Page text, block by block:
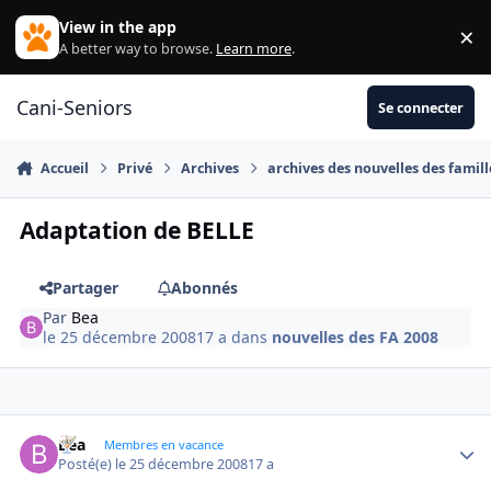
Aller au contenu
View in the app
A better way to browse. Learn more. ×
Cani-Seniors Se connecter
Accueil Privé Archives archives des nouvelles des
Adaptation de BELLE
Partager
Abonnés
Par Bea
le 25 décembre 200817 a dans nouvelles des FA 2008
Bea Membres en vacance
Posté(e) le 25 décembre 200817 a